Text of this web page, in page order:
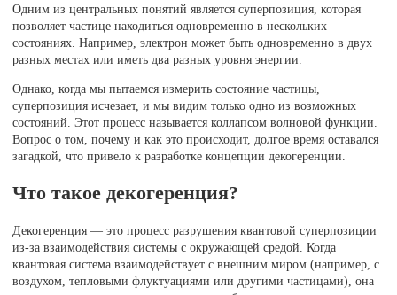
Одним из центральных понятий является суперпозиция, которая
позволяет частице находиться одновременно в нескольких
состояниях. Например, электрон может быть одновременно в двух
разных местах или иметь два разных уровня энергии.
Однако, когда мы пытаемся измерить состояние частицы,
суперпозиция исчезает, и мы видим только одно из возможных
состояний. Этот процесс называется коллапсом волновой функции.
Вопрос о том, почему и как это происходит, долгое время оставался
загадкой, что привело к разработке концепции декогеренции.
Что такое декогеренция?
Декогеренция — это процесс разрушения квантовой суперпозиции
из-за взаимодействия системы с окружающей средой. Когда
квантовая система взаимодействует с внешним миром (например, с
воздухом, тепловыми флуктуациями или другими частицами), она